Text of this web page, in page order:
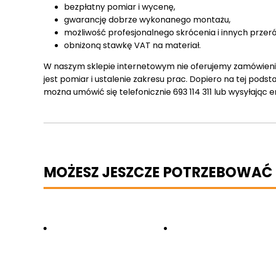
bezpłatny pomiar i wycenę,
gwarancję dobrze wykonanego montażu,
możliwość profesjonalnego skrócenia i innych
obniżoną stawkę VAT na materiał.
W naszym sklepie internetowym nie oferujemy
jest pomiar i ustalenie zakresu prac. Dopiero na tej
można umówić się telefonicznie 693 114 311 lub wysyłając
MOŻESZ JESZCZE POTRZEBOWAĆ